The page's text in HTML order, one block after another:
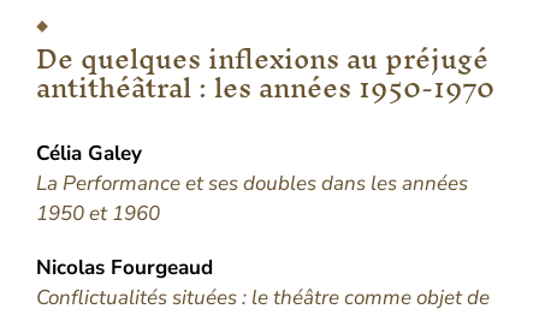
De quelques inflexions au préjugé
antithéâtral : les années 1950-1970
Célia Galey
La Performance et ses doubles dans les années
1950 et 1960
Nicolas Fourgeaud
Conflictualités situées : le théâtre comme objet de